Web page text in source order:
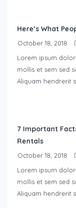
Here’s What
October 18, 2018
Lorem ipsum
mollis et sem sed
Aliquam hendrerit
7 Important
Rentals
October 18, 2018
Lorem ipsum
mollis et sem sed
Aliquam hendrerit